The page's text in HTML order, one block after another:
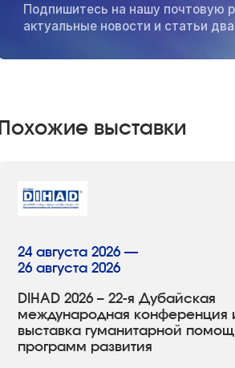
Подпишитесь на нашу почтовую
актуальные новости и статьи
Похожие выставки
DIHAD 2026 – 22-я Дубайская
международная конференция
выставка гуманитарной
программ развития
24 августа 2026 —
26 августа 2026